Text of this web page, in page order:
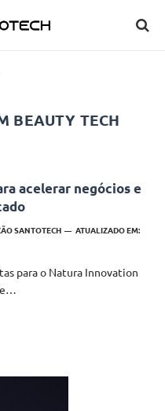
BEAUTY TECH
acelerar negócios e
SANTOTECH
ATUALIZADO EM:
para o Natura Innovation